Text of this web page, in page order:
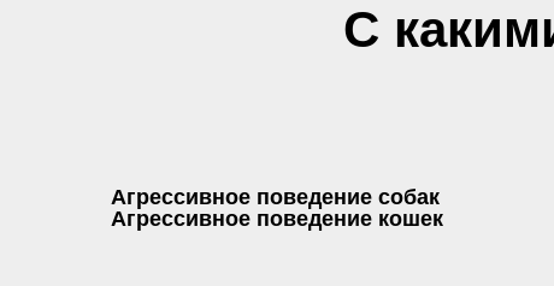
С
Агрессивное поведение собак
Агрессивное поведение кошек